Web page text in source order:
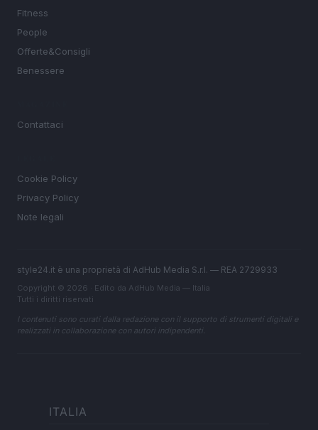
Fitness
People
Offerte&Consigli
Benessere
Contattaci
Cookie Policy
Privacy Policy
Note legali
style24.it è una proprietà di AdHub Media S.r.l. — REA 2729933
Copyright © 2026 · Edito da AdHub Media — Italia
Tutti i diritti riservati
I contenuti sono curati dalla redazione con il supporto di strumenti digitali e
realizzati in collaborazione con autori indipendenti.
ITALIA